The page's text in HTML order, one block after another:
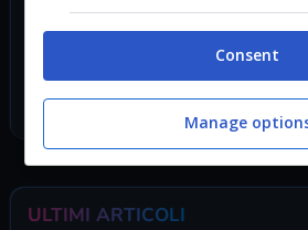
Discord
Facebook
ULTIMI ARTICOLI
Consent
Manage